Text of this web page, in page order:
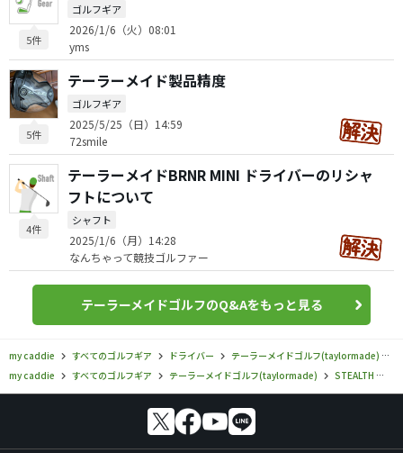
5件
ゴルフギア
2026/1/6（火）08:01
yms
5件
テーラーメイド製品精度
ゴルフギア
2025/5/25（日）14:59
72smile
4件
テーラーメイドBRNR MINI ドライバーのリシャ
フトについて
シャフト
2025/1/6（月）14:28
なんちゃって競技ゴルファー
テーラーメイドゴルフのQ&Aをもっと見る
my caddie すべてのゴルフギア ドライバー テーラーメイドゴルフ(taylormade)
my caddie
すべてのゴルフギア テーラーメイドゴルフ(taylormade) STEALTH